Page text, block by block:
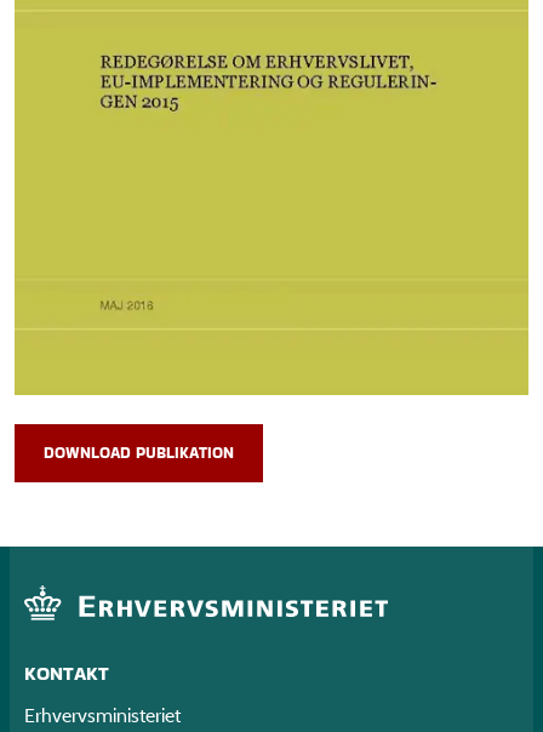
DOWNLOAD PUBLIKATION
KONTAKT
Erhvervsministeriet